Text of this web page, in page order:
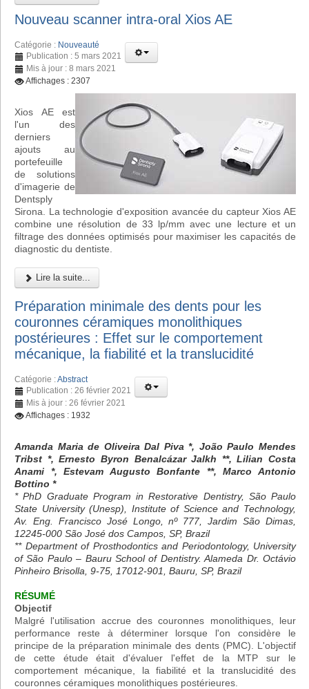
Nouveau scanner intra-oral Xios AE
Catégorie : Nouveauté
Publication : 5 mars 2021
Mis à jour : 8 mars 2021
Affichages : 2307
Xios AE est
l'un des
derniers
ajouts au
portefeuille
de solutions
d'imagerie de
Dentsply
Sirona. La technologie d'exposition avancée du capteur Xios AE
combine une résolution de 33 lp/mm avec une lecture et un
filtrage des données optimisés pour maximiser les capacités de
diagnostic du dentiste.
Lire la suite...
Préparation minimale des dents pour les
couronnes céramiques monolithiques
postérieures : Effet sur le comportement
mécanique, la fiabilité et la translucidité
Catégorie :Abstract
Publication : 26 février 2021
Mis à jour : 26 février 2021
Affichages : 1932
Amanda Maria de Oliveira Dal Piva *, João Paulo Mendes
Tribst *, Ernesto Byron Benalcázar Jalkh **, Lilian Costa
Anami *, Estevam Augusto Bonfante **, Marco Antonio
Bottino *
* PhD Graduate Program in Restorative Dentistry, São Paulo
State University (Unesp), Institute of Science and Technology,
Av. Eng. Francisco José Longo, nº 777, Jardim São Dimas,
12245-000 São José dos Campos, SP, Brazil
** Department of Prosthodontics and Periodontology, University
of São Paulo – Bauru School of Dentistry. Alameda Dr. Octávio
Pinheiro Brisolla, 9-75, 17012-901, Bauru, SP, Brazil
RÉSUMÉ
Objectif
Malgré l'utilisation accrue des couronnes monolithiques, leur
performance reste à déterminer lorsque l'on considère le
principe de la préparation minimale des dents (PMC). L'objectif
de cette étude était d'évaluer l'effet de la MTP sur le
comportement mécanique, la fiabilité et la translucidité des
couronnes céramiques monolithiques postérieures.